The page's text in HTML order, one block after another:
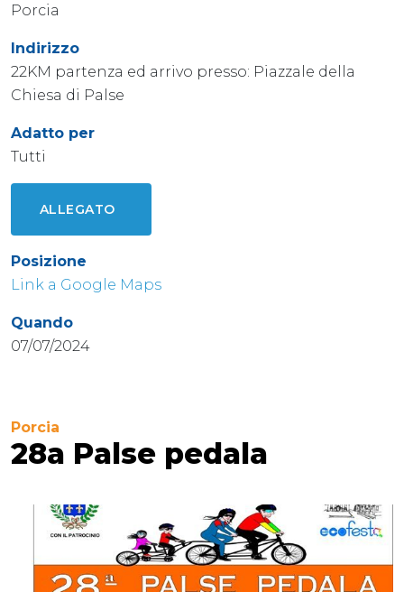
Porcia
Indirizzo
22KM partenza ed arrivo presso: Piazzale della
Chiesa di Palse
Adatto per
Tutti
ALLEGATO
Posizione
Link a Google Maps
Quando
07/07/2024
Porcia
28a Palse pedala